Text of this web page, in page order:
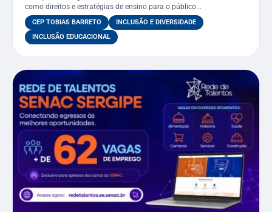
do CEP Tobias Barreto
como direitos e estratégias de ensino para o público...
CEP TOBIAS BARRETO
INCLUSÃO E DIVERSIDADE
INCLUSÃO EDUCACIONAL